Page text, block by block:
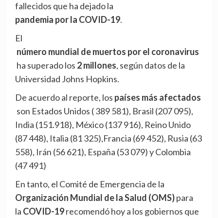
fallecidos que ha dejado la
pandemia por la COVID-19.
El
número mundial de muertos por el coronavirus
ha superado los 2 millones, según datos de la
Universidad Johns Hopkins.
De acuerdo al reporte, los países más afectados
son Estados Unidos ( 389 581), Brasil (207 095),
India (151.918), México (137 916), Reino Unido
(87 448), Italia (81 325),Francia (69 452), Rusia (63
558), Irán (56 621), España (53 079) y Colombia
(47 491)
En tanto, el Comité de Emergencia de la
Organización Mundial de la Salud (OMS)para
la COVID-19recomendó hoy a los gobiernos que